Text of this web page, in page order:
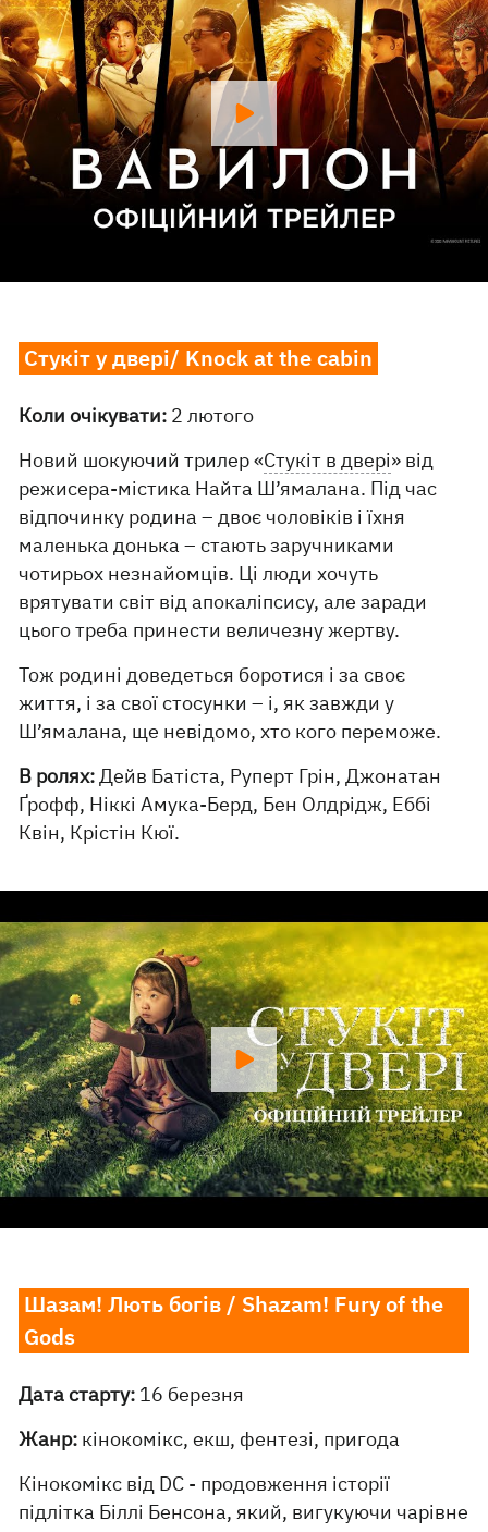
Стукіт у двері/ Knock at the cabin
Коли очікувати: 2 лютого
Новий шокуючий трилер «Стукіт в двері» від
режисера-містика Найта Ш’ямалана. Під час
відпочинку родина – двоє чоловіків і їхня
маленька донька – стають заручниками
чотирьох незнайомців. Ці люди хочуть
врятувати світ від апокаліпсису, але заради
цього треба принести величезну жертву.
Тож родині доведеться боротися і за своє
життя, і за свої стосунки – і, як завжди у
Ш’ямалана, ще невідомо, хто кого переможе.
В ролях:Дейв Батіста, Руперт Грін, Джонатан
Ґрофф, Ніккі Амука-Берд, Бен Олдрідж, Еббі
Квін, Крістін Кюї.
Шазам! Лють богів / Shazam! Fury of the
Gods
Дата старту: 16 березня
Жанр: кінокомікс, екш, фентезі, пригода
Кінокомікс від DC - продовження історії
підлітка Біллі Бенсона, який, вигукуючи чарівне